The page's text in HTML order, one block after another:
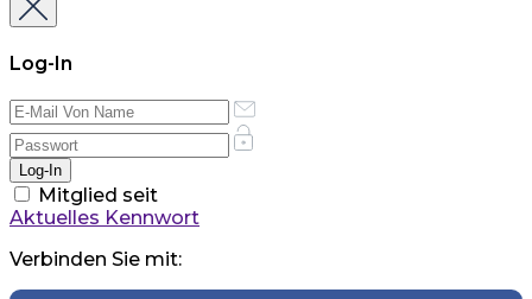
Log-In
Mitglied seit
Aktuelles Kennwort
Verbinden Sie mit: